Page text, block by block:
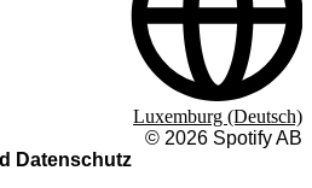
Datenschutz
© 2026 Spotify AB
Luxemburg (Deutsch)